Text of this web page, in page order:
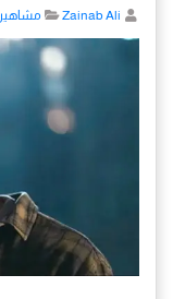
Zainab Ali مشاهير